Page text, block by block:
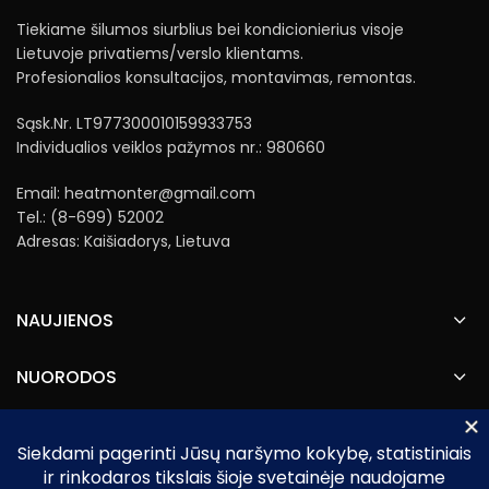
Tiekiame šilumos siurblius bei kondicionierius visoje
Lietuvoje privatiems/verslo klientams.
Profesionalios konsultacijos, montavimas, remontas.
Sąsk.Nr. LT977300010159933753
Individualios veiklos pažymos nr.: 980660
Email: heatmonter@gmail.com
Tel.: (8-699) 52002
Adresas: Kaišiadorys, Lietuva
NAUJIENOS
NUORODOS